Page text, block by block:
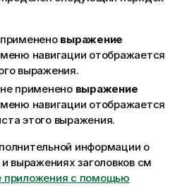
выражение
навигации отображается
выражения.
применено выражение
навигации отображается
этого выражения.
информации о
выражениях заголовков см
приложения с помощью